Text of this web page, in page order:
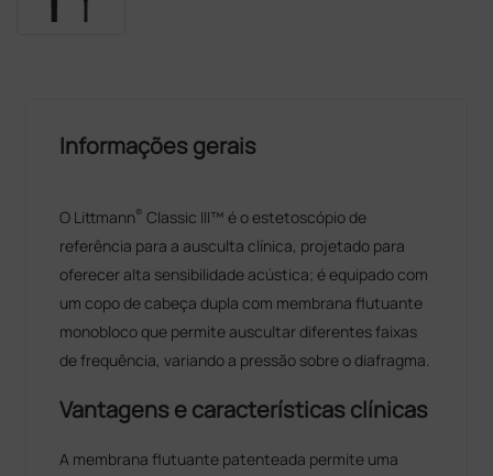
Informações gerais
O Littmann® Classic III™ é o estetoscópio de
referência para a ausculta clínica, projetado para
oferecer alta sensibilidade acústica; é equipado com
um copo de cabeça dupla com membrana flutuante
monobloco que permite auscultar diferentes faixas
de frequência, variando a pressão sobre o diafragma.
Vantagens e características clínicas
A membrana flutuante patenteada permite uma